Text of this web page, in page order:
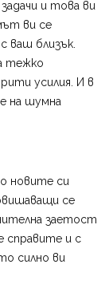
и това ви
ви се
ваш близък.
тежко
усилия. И в
на шумна
новите си
се
заетост
справите и с
силно ви